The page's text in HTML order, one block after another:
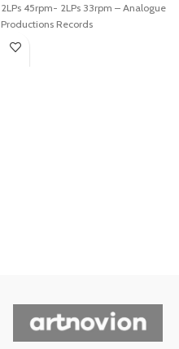
2LPs 45rpm- 2LPs 33rpm – Analogue
Productions Records